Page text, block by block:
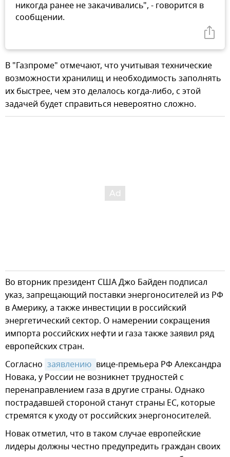
никогда ранее не закачивались", - говорится в
сообщении.
В "Газпроме" отмечают, что учитывая технические
возможности хранилищ и необходимость заполнять
их быстрее, чем это делалось когда-либо, с этой
задачей будет справиться невероятно сложно.
Во вторник президент США Джо Байден подписал
указ, запрещающий поставки энергоносителей из РФ
в Америку, а также инвестиции в российский
энергетический сектор. О намерении сокращения
импорта российских нефти и газа также заявил ряд
европейских стран.
Согласно заявлению вице-премьера РФ Александра
Новака, у России не возникнет трудностей с
перенаправлением газа в другие страны. Однако
пострадавшей стороной станут страны ЕС, которые
стремятся к уходу от российских энергоносителей.
Новак отметил, что в таком случае европейские
лидеры должны честно предупредить граждан своих